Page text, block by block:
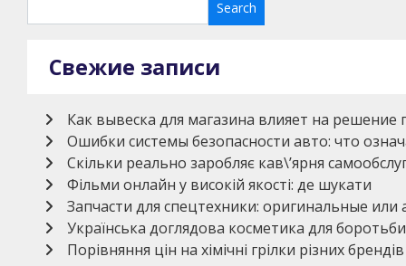
Свежие записи
Как вывеска для магазина влияет на решение
Ошибки системы безопасности авто: что
Скільки реально заробляє кав\’ярня
Фільми онлайн у високій якості: де шукати
Запчасти для спецтехники: оригинальные
Українська доглядова косметика для
Порівняння цін на хімічні грілки різних брендів